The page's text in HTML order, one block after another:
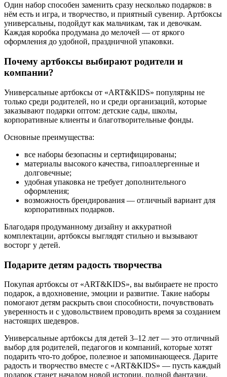
Один набор способен заменить сразу несколько подарков: в
нём есть и игра, и творчество, и приятный сувенир. Артбоксы
универсальны, подойдут как мальчикам, так и девочкам.
Каждая коробка продумана до мелочей — от яркого
оформления до удобной, праздничной упаковки.
Почему артбоксы выбирают родители и
компании?
Универсальные артбоксы от «ART&KIDS» популярны не
только среди родителей, но и среди организаций, которые
заказывают подарки оптом: детские сады, школы,
корпоративные клиенты и благотворительные фонды.
Основные преимущества:
все наборы безопасны и сертифицированы;
материалы высокого качества, гипоаллергенные и
долговечные;
удобная упаковка не требует дополнительного
оформления;
возможность брендирования — отличный вариант для
корпоративных подарков.
Благодаря продуманному дизайну и аккуратной
комплектации, артбоксы выглядят стильно и вызывают
восторг у детей.
Подарите детям радость творчества
Покупая артбоксы от «ART&KIDS», вы выбираете не просто
подарок, а вдохновение, эмоции и развитие. Такие наборы
помогают детям раскрыть свои способности, почувствовать
уверенность и с удовольствием проводить время за созданием
настоящих шедевров.
Универсальные артбоксы для детей 3–12 лет — это отличный
выбор для родителей, педагогов и компаний, которые хотят
подарить что-то доброе, полезное и запоминающееся. Дарите
радость и творчество вместе с «ART&KIDS» — пусть каждый
подарок станет началом новой истории, полной фантазии,